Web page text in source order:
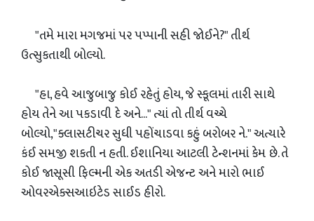
"તમે મારા મગજમાં પર પપ્પાની સહી જોઈને?" તીર્થ
ઉત્સુકતાથી બોલ્યો.
"હા, હવે આજુબાજુ કોઈ રહેતું હોય, જે સ્કૂલમાં તારી સાથે
હોય તેને આ પકડાવી દે અને..." ત્યાં તો તીર્થ વચ્ચે
બોલ્યો,"ક્લાસટીચર સુધી પહોંચાડવા કહું બરોબર ને." અત્યારે
કંઈ સમજી શકતી ન હતી. ઈશાનિયા આટલી ટેન્શનમાં કેમ છે. તે
કોઈ જાસૂસી ફિલ્મની એક અતડી એજન્ટ અને મારો ભાઈ
ઓવરએક્સઆઇટેડ સાઈડ હીરો.